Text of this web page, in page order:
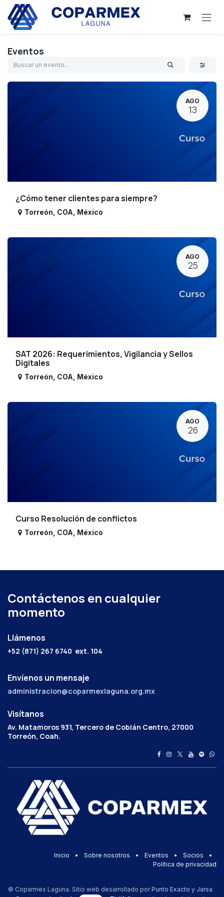
Ir al contenido
Eventos
AGO
13
¿Cómo tener clientes para siempre?
Torreón COA México
AGO
25
SAT 2026: Requerimientos, Vigilancia y Sellos
Digitales
Torreón COA México
AGO
26
Curso Resolución de conflictos
Torreón COA México
Contáctenos en cualquier
momento
Llámenos
+52 (871) 267 6740 ext. 104
Envíenos un mensaje
administracion@coparmexlaguna.org.mx
Visítanos
Av. Matamoros 931, Tercero de Cobián Centro, 27000
Torreón, Coah.
Inicio • Sobre nosotros • Eventos • Socios
•
Política de privacidad
© Coparmex Laguna. Sitio web desarrollado por Punto Exacto y Jarsa